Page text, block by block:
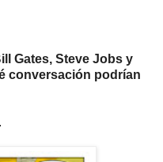
Gates, Steve Jobs y
conversación podrían